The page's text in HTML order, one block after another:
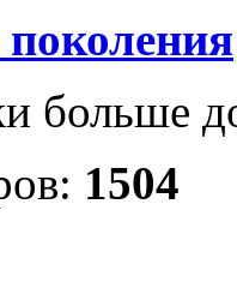
больше
1504